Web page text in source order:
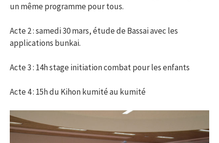
un même programme pour tous.
Acte 2 : samedi 30 mars, étude de Bassai avec les
applications bunkai.
Acte 3 : 14h stage initiation combat pour les enfants
Acte 4 : 15h du Kihon kumité au kumité